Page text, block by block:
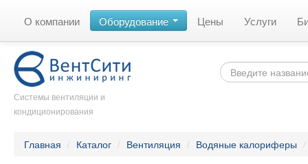
О компании Оборудование Цены Услуги
Системы вентиляции и
кондиционирования
Главная / Каталог / Вентиляция / Водяные калориферы /